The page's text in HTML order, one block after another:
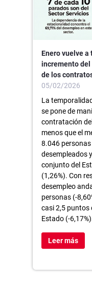
Enero vuelve a
incremento
de los
05/02/2026
La
se pone de
contratación
menos que el
8.046 personas
desempleados
conjunto del
(1,26%). Con
desempleo
personas (-
casi 2,5 puntos
Estado (-
Leer más